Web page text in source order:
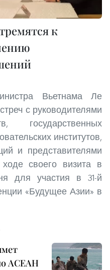
к
Вьетнама Ле
с руководителями
государственных
институтов,
и представителями
своего визита в
для участия в 31-й
«Будущее Азии» в
АСЕАН